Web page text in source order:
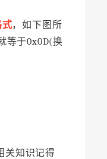
式，如下图所
等于0x0D(换
关知识记得